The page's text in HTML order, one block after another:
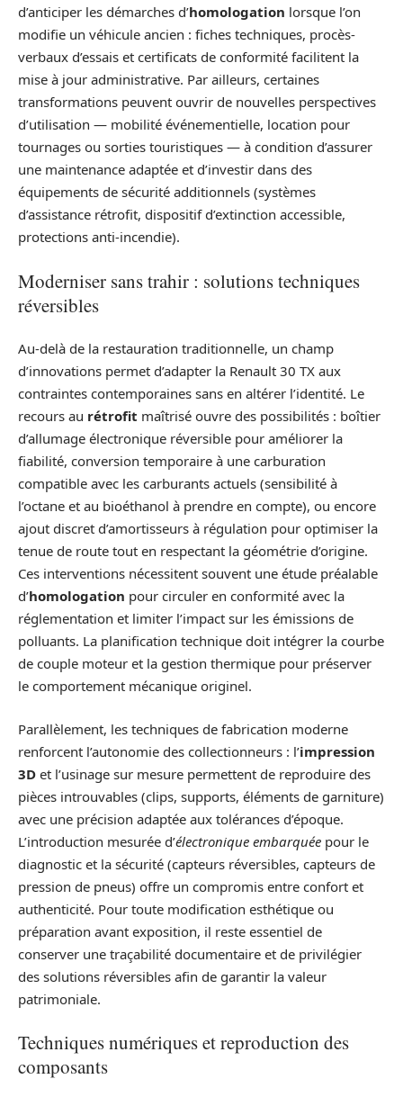
d’anticiper les démarches d’homologation lorsque l’on
modifie un véhicule ancien : fiches techniques, procès-
verbaux d’essais et certificats de conformité facilitent la
mise à jour administrative. Par ailleurs, certaines
transformations peuvent ouvrir de nouvelles perspectives
d’utilisation — mobilité événementielle, location pour
tournages ou sorties touristiques — à condition d’assurer
une maintenance adaptée et d’investir dans des
équipements de sécurité additionnels (systèmes
d’assistance rétrofit, dispositif d’extinction accessible,
protections anti-incendie).
Moderniser sans trahir : solutions techniques
réversibles
Au-delà de la restauration traditionnelle, un champ
d’innovations permet d’adapter la Renault 30 TX aux
contraintes contemporaines sans en altérer l’identité. Le
recours au rétrofit maîtrisé ouvre des possibilités : boîtier
d’allumage électronique réversible pour améliorer la
fiabilité, conversion temporaire à une carburation
compatible avec les carburants actuels (sensibilité à
l’octane et au bioéthanol à prendre en compte), ou encore
ajout discret d’amortisseurs à régulation pour optimiser la
tenue de route tout en respectant la géométrie d’origine.
Ces interventions nécessitent souvent une étude préalable
d’homologation pour circuler en conformité avec la
réglementation et limiter l’impact sur les émissions de
polluants. La planification technique doit intégrer la courbe
de couple moteur et la gestion thermique pour préserver
le comportement mécanique originel.
Parallèlement, les techniques de fabrication moderne
renforcent l’autonomie des collectionneurs : l’impression
3D et l’usinage sur mesure permettent de reproduire des
pièces introuvables (clips, supports, éléments de garniture)
avec une précision adaptée aux tolérances d’époque.
L’introduction mesurée d’électronique embarquée pour le
diagnostic et la sécurité (capteurs réversibles, capteurs de
pression de pneus) offre un compromis entre confort et
authenticité. Pour toute modification esthétique ou
préparation avant exposition, il reste essentiel de
conserver une traçabilité documentaire et de privilégier
des solutions réversibles afin de garantir la valeur
patrimoniale.
Techniques numériques et reproduction des
composants